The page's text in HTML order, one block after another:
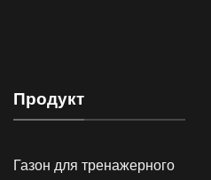
Продукт
Газон для тренажерного